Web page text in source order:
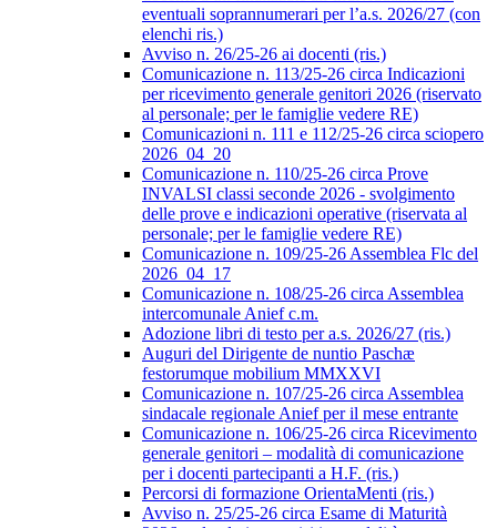
eventuali soprannumerari per l’a.s. 2026/27 (con
elenchi ris.)
Avviso n. 26/25-26 ai docenti (ris.)
Comunicazione n. 113/25-26 circa Indicazioni
per ricevimento generale genitori 2026 (riservato
al personale; per le famiglie vedere RE)
Comunicazioni n. 111 e 112/25-26 circa sciopero
2026_04_20
Comunicazione n. 110/25-26 circa Prove
INVALSI classi seconde 2026 - svolgimento
delle prove e indicazioni operative (riservata al
personale; per le famiglie vedere RE)
Comunicazione n. 109/25-26 Assemblea Flc del
2026_04_17
Comunicazione n. 108/25-26 circa Assemblea
intercomunale Anief c.m.
Adozione libri di testo per a.s. 2026/27 (ris.)
Auguri del Dirigente de nuntio Paschæ
festorumque mobilium MMXXVI
Comunicazione n. 107/25-26 circa Assemblea
sindacale regionale Anief per il mese entrante
Comunicazione n. 106/25-26 circa Ricevimento
generale genitori – modalità di comunicazione
per i docenti partecipanti a H.F. (ris.)
Percorsi di formazione OrientaMenti (ris.)
Avviso n. 25/25-26 circa Esame di Maturità